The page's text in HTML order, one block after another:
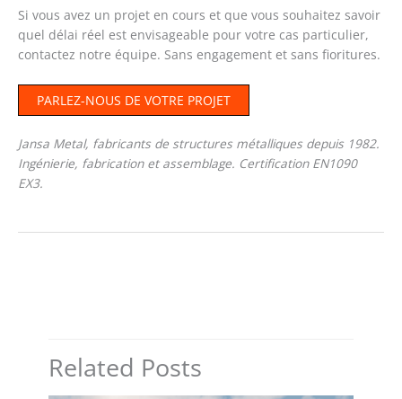
Si vous avez un projet en cours et que vous souhaitez savoir
quel délai réel est envisageable pour votre cas particulier,
contactez notre équipe. Sans engagement et sans fioritures.
PARLEZ-NOUS DE VOTRE PROJET
Jansa Metal, fabricants de structures métalliques depuis 1982.
Ingénierie, fabrication et assemblage. Certification EN1090
EX3.
Related Posts